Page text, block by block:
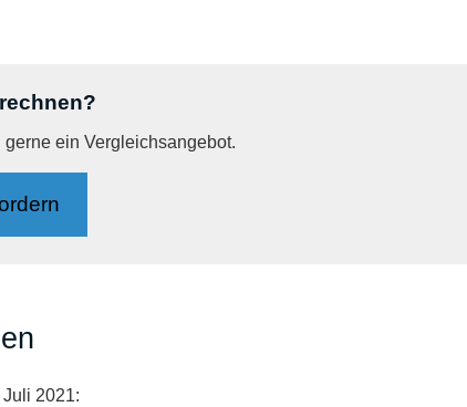
ein Vergleichsangebot.
Juli 2021: